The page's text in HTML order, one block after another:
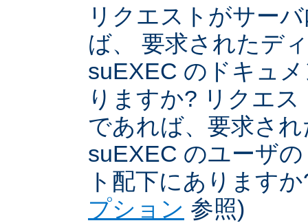
リクエストがサー
ば、 要求されたデ
suEXEC のドキュ
りますか? リクエ
であれば、要求さ
suEXEC のユーザ
ト配下にあります
プション 参照)